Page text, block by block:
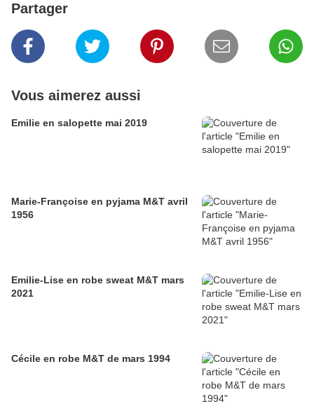
Partager
Vous aimerez aussi
Emilie en salopette mai 2019
Marie-Françoise en pyjama M&T avril
1956
Emilie-Lise en robe sweat M&T mars
2021
Cécile en robe M&T de mars 1994